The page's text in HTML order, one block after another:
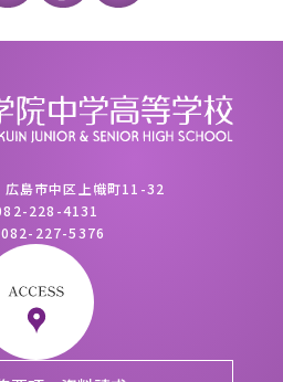
島市中区上幟町11-32
228-4131
082-227-5376